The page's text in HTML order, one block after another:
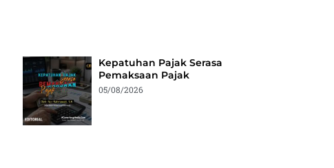
Kepatuhan Pajak Serasa
Pemaksaan Pajak
05/08/2026